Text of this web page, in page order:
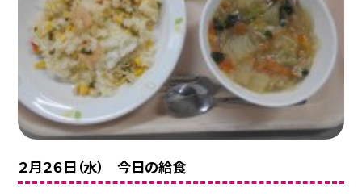
２月２６日（水） 今日の給食